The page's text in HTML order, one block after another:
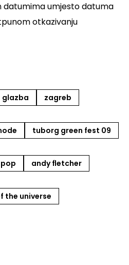
datumima umjesto datuma
otkazivanju
glazba zagreb
tuborg green fest 09
andy fletcher
the universe